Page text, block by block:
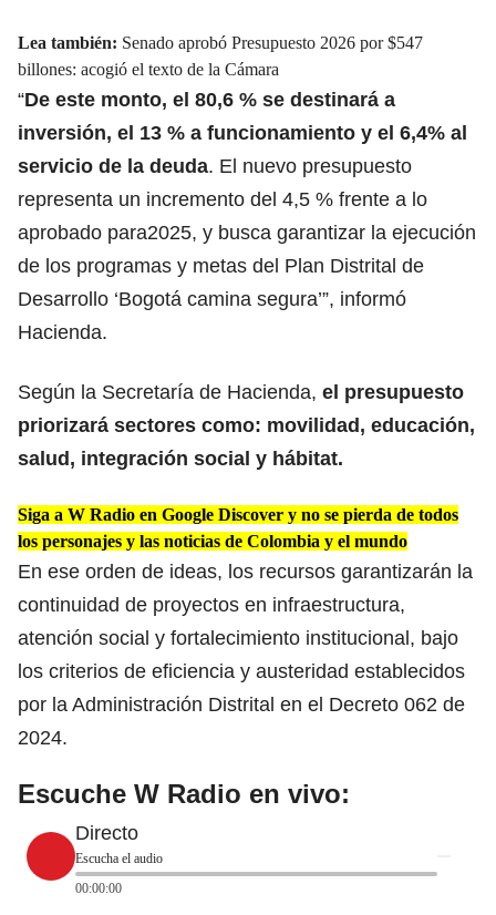
Lea también: Senado aprobó Presupuesto 2026 por $547
billones: acogió el texto de la Cámara
“De este monto, el 80,6 % se destinará a
inversión, el 13 % a funcionamiento y el 6,4% al
servicio de la deuda. El nuevo presupuesto
representa un incremento del 4,5 % frente a lo
aprobado para2025, y busca garantizar la ejecución
de los programas y metas del Plan Distrital de
Desarrollo ‘Bogotá camina segura’”, informó
Hacienda.
Según la Secretaría de Hacienda, el presupuesto
priorizará sectores como: movilidad, educación,
salud, integración social y hábitat.
Siga a W Radio en Google Discover y no se pierda de todos
los personajes y las noticias de Colombia y el mundo
En ese orden de ideas, los recursos garantizarán la
continuidad de proyectos en infraestructura,
atención social y fortalecimiento institucional, bajo
los criterios de eficiencia y austeridad establecidos
por la Administración Distrital en el Decreto 062 de
2024.
Escuche W Radio en vivo:
Directo
Escucha el audio
00:00:00